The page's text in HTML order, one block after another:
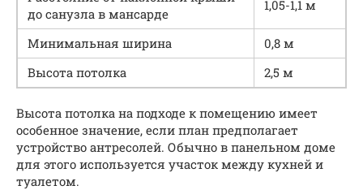
до санузла в мансарде
1,05-1,1 м
Минимальная ширина
0,8 м
Высота потолка
2,5 м
Высота потолка на подходе к помещению имеет
особенное значение, если план предполагает
устройство антресолей. Обычно в панельном доме
для этого используется участок между кухней и
туалетом.